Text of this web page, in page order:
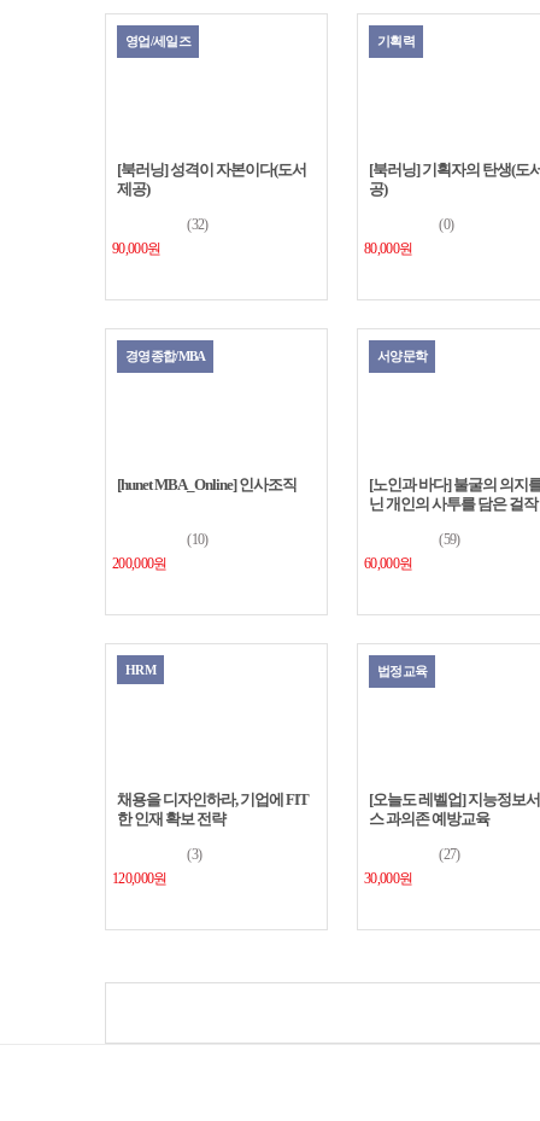
영업/세일즈
[북러닝] 성격이 자본이다(도서
제공)
(32)
90,000원
기획력
[북러닝] 기획자의 탄생(도
공)
(0)
80,000원
경영종합/MBA
[hunet MBA_Online] 인사조직
(10)
200,000원
서양문학
[노인과 바다] 불굴의 의지
닌 개인의 사투를 담은 걸작
(59)
60,000원
HRM
채용을 디자인하라, 기업에 FIT
한 인재 확보 전략
(3)
120,000원
법정교육
[오늘도 레벨업] 지능정보
스 과의존 예방교육
(27)
30,000원